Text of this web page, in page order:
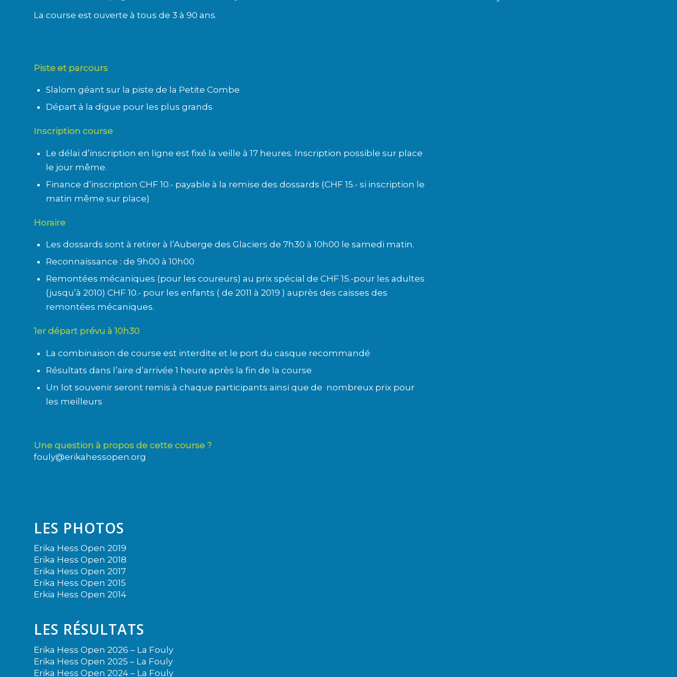
La course est ouverte à tous de 3 à 90 ans.
Piste et parcours
Slalom géant sur la piste de la Petite Combe
Départ à la digue pour les plus grands
Inscription course
Le délai d’inscription en ligne est fixé la veille à 17 heures. Inscription possible sur place
le jour même.
Finance d’inscription CHF 10.- payable à la remise des dossards (CHF 15.- si inscription le
matin même sur place)
Horaire
Les dossards sont à retirer à l’Auberge des Glaciers de 7h30 à 10h00 le samedi matin.
Reconnaissance : de 9h00 à 10h00
Remontées mécaniques (pour les coureurs) au prix spécial de CHF 15.-pour les adultes
(jusqu’à 2010) CHF 10.- pour les enfants ( de 2011 à 2019 ) auprès des caisses des
remontées mécaniques.
1er départ prévu à 10h30
La combinaison de course est interdite et le port du casque recommandé
Résultats dans l’aire d’arrivée 1 heure après la fin de la course
Un lot souvenir seront remis à chaque participants ainsi que de nombreux prix pour
les meilleurs
Une question à propos de cette course ?
fouly@erikahessopen.org
LES PHOTOS
Erika Hess Open 2019
Erika Hess Open 2018
Erika Hess Open 2017
Erika Hess Open 2015
Erkia Hess Open 2014
LES RÉSULTATS
Erika Hess Open 2026 – La Fouly
Erika Hess Open 2025 – La Fouly
Erika Hess Open 2024 – La Fouly